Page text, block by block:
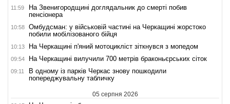
11:59
На Звенигородщині доглядальник до смерті побив
пенсіонера
10:58
Омбудсман: у військовій частині на Черкащині жорстоко
побили мобілізованого бійця
10:13 На Черкащині п'яний мотоцикліст зіткнувся з мопедом
09:54 На Черкащині вилучили 700 метрів браконьєрських сіток
09:11
В одному із парків Черкас знову пошкодили
попереджувальну табличку
05 серпня 2026